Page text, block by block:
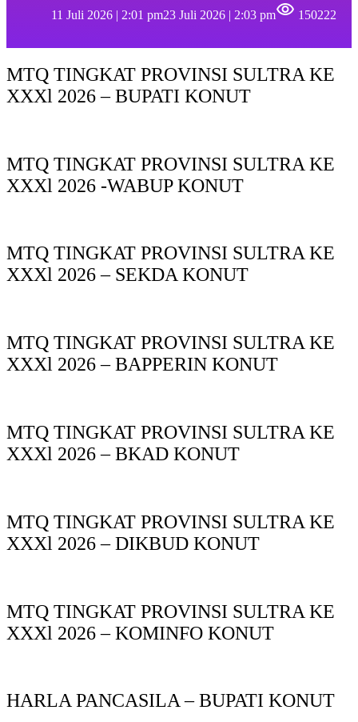
11 Juli 2026 | 2:01 pm23 Juli 2026 | 2:03 pm 150222
MTQ TINGKAT PROVINSI SULTRA KE
XXXl 2026 – BUPATI KONUT
MTQ TINGKAT PROVINSI SULTRA KE
XXXl 2026 -WABUP KONUT
MTQ TINGKAT PROVINSI SULTRA KE
XXXl 2026 – SEKDA KONUT
MTQ TINGKAT PROVINSI SULTRA KE
XXXl 2026 – BAPPERIN KONUT
MTQ TINGKAT PROVINSI SULTRA KE
XXXl 2026 – BKAD KONUT
MTQ TINGKAT PROVINSI SULTRA KE
XXXl 2026 – DIKBUD KONUT
MTQ TINGKAT PROVINSI SULTRA KE
XXXl 2026 – KOMINFO KONUT
HARLA PANCASILA – BUPATI KONUT